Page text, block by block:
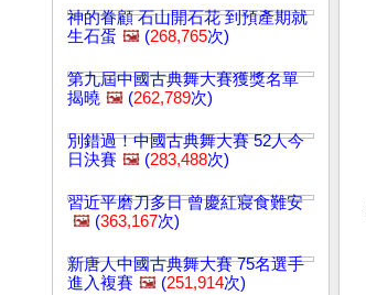
神的眷顧 石山開石花 到預產期就
生石蛋 🖼️ (268,765次)
第九屆中國古典舞大賽獲獎名單
揭曉 🖼️ (262,789次)
別錯過！中國古典舞大賽 52人今
日決賽 🖼️ (283,488次)
習近平磨刀多日 曾慶紅寢食難安
🖼️ (363,167次)
新唐人中國古典舞大賽 75名選手
進入複賽 🖼️ (251,914次)